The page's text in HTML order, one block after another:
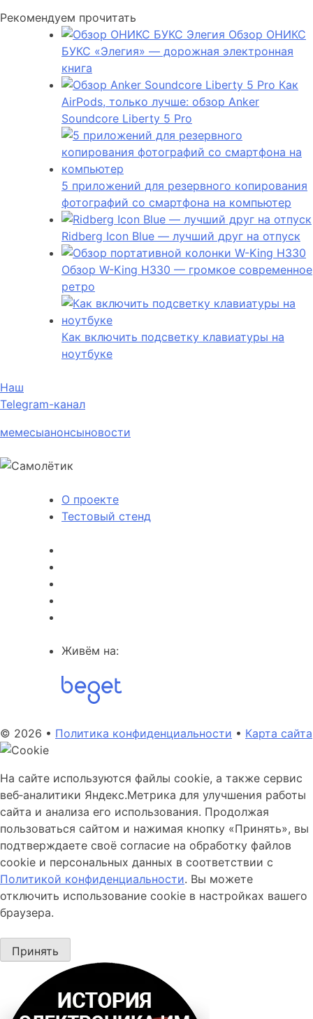
Рекомендуем прочитать
Обзор ОНИКС
БУКС «Элегия» — дорожная электронная
книга
Как
AirPods, только лучше: обзор Anker
Soundcore Liberty 5 Pro
5 приложений для резервного копирования
фотографий со смартфона на компьютер
Ridberg Icon Blue — лучший друг на отпуск
Обзор W-King H330 — громкое современное
ретро
Как включить подсветку клавиатуры на
ноутбуке
Наш
Telegram-канал
мемесыанонсыновости
О проекте
Тестовый стенд
Живём на:
© 2026 • Политика конфиденциальности • Карта сайта
На сайте используются файлы cookie, а также сервис
веб‑аналитики Яндекс.Метрика для улучшения работы
сайта и анализа его использования. Продолжая
пользоваться сайтом и нажимая кнопку «Принять», вы
подтверждаете своё согласие на обработку файлов
cookie и персональных данных в соответствии с
Политикой конфиденциальности. Вы можете
отключить использование cookie в настройках вашего
браузера.
Принять